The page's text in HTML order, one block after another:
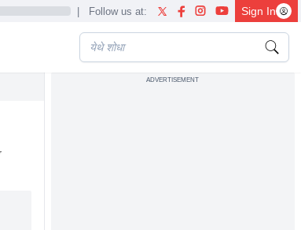
| Follow us at: Sign In
ADVERTISEMENT